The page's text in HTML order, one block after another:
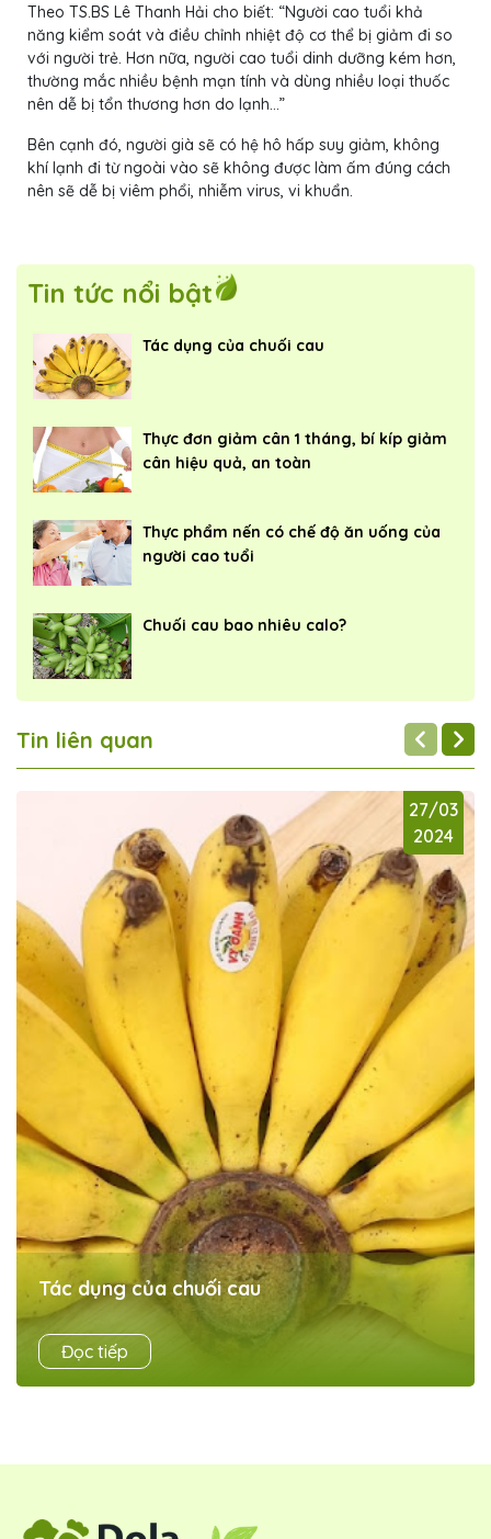
Theo TS.BS Lê Thanh Hải cho biết: “Người cao tuổi khả
năng kiểm soát và điều chỉnh nhiệt độ cơ thể bị giảm đi so
với người trẻ. Hơn nữa, người cao tuổi dinh dưỡng kém hơn,
thường mắc nhiều bệnh mạn tính và dùng nhiều loại thuốc
nên dễ bị tổn thương hơn do lạnh…”
Bên cạnh đó, người già sẽ có hệ hô hấp suy giảm, không
khí lạnh đi từ ngoài vào sẽ không được làm ấm đúng cách
nên sẽ dễ bị viêm phổi, nhiễm virus, vi khuẩn.
Tin tức nổi bật
Tác dụng của chuối cau
Thực đơn giảm cân 1 tháng, bí kíp giảm
cân hiệu quả, an toàn
Thực phẩm nến có chế độ ăn uống của
người cao tuổi
Chuối cau bao nhiêu calo?
Tin liên quan
27/03
2024
Tác dụng của chuối cau
Như chúng tôi đã đề cập ở trên thì chuối cau rất giàu
dinh dưỡng. Chính vì thế, loại quả này cũng mang đến
những tác dụng tuyệt vời cho sức khoẻ.Giàu ...
Đọc tiếp